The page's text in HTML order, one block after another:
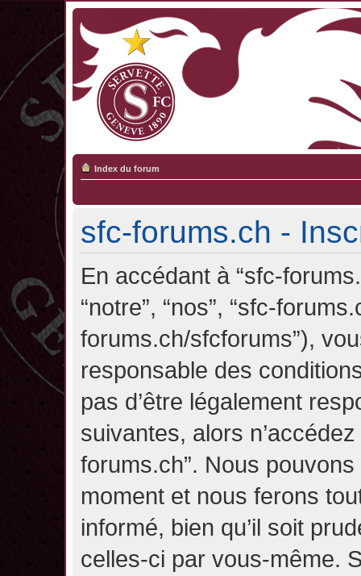
Index du forum
sfc-forums.ch -
En accédant à “sfc-
“notre”, “nos”, “sfc-
forums.ch/sfcforums”),
responsable des
pas d’être légalement
suivantes, alors
forums.ch”. Nous
moment et nous ferons
informé, bien qu’il soit
celles-ci par vous-même.